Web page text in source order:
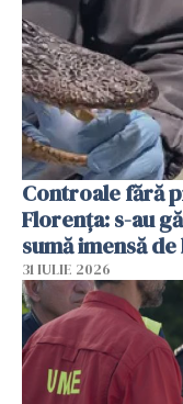
Controale fără
Florența: s-au
sumă imensă
31 IULIE 2026